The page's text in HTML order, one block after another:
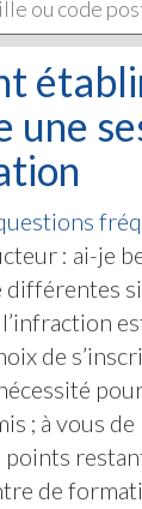
une
: ai-je
différentes
de
; à vous
points
de